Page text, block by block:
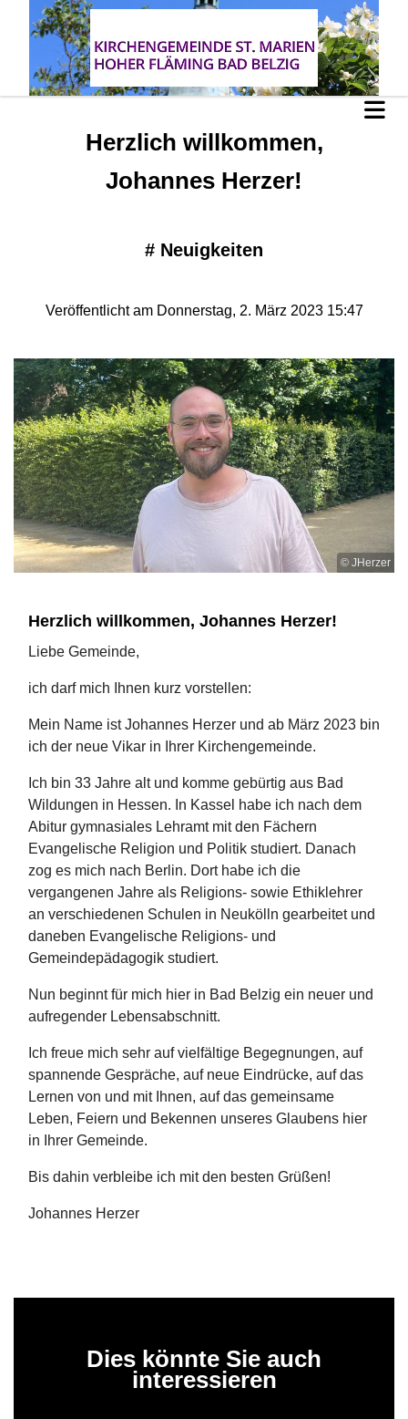
Herzlich willkommen,
Johannes Herzer!
# Neuigkeiten
Veröffentlicht am Donnerstag, 2. März 2023 15:47
© JHerzer
Herzlich willkommen, Johannes Herzer!
Liebe Gemeinde,
ich darf mich Ihnen kurz vorstellen:
Mein Name ist Johannes Herzer und ab März 2023 bin
ich der neue Vikar in Ihrer Kirchengemeinde.
Ich bin 33 Jahre alt und komme gebürtig aus Bad
Wildungen in Hessen. In Kassel habe ich nach dem
Abitur gymnasiales Lehramt mit den Fächern
Evangelische Religion und Politik studiert. Danach
zog es mich nach Berlin. Dort habe ich die
vergangenen Jahre als Religions- sowie Ethiklehrer
an verschiedenen Schulen in Neukölln gearbeitet und
daneben Evangelische Religions- und
Gemeindepädagogik studiert.
Nun beginnt für mich hier in Bad Belzig ein neuer und
aufregender Lebensabschnitt.
Ich freue mich sehr auf vielfältige Begegnungen, auf
spannende Gespräche, auf neue Eindrücke, auf das
Lernen von und mit Ihnen, auf das gemeinsame
Leben, Feiern und Bekennen unseres Glaubens hier
in Ihrer Gemeinde.
Bis dahin verbleibe ich mit den besten Grüßen!
Johannes Herzer
Dies könnte Sie auch
interessieren